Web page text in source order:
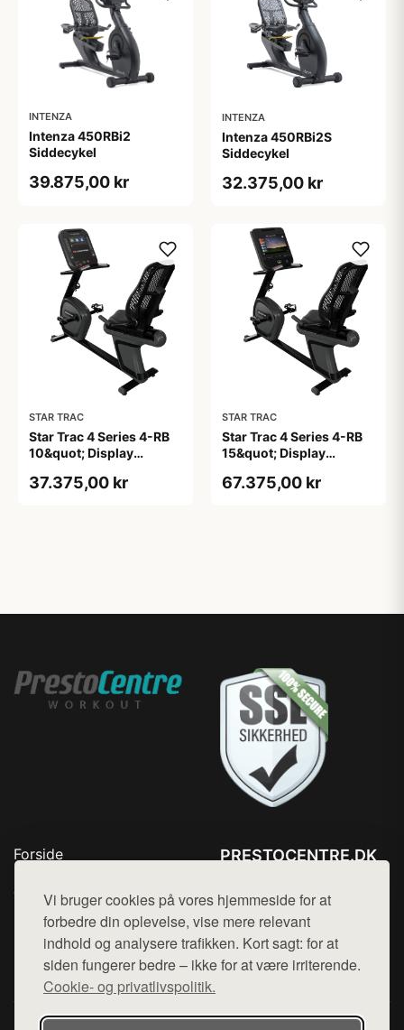
Vi bruger cookies på vores hjemmeside for at
forbedre din oplevelse, vise mere relevant
indhold og analysere trafikken. Kort sagt: for at
siden fungerer bedre – ikke for at være irriterende.
Cookie- og privatlivspolitik.
INTENZA
Intenza 450RBi2
Siddecykel
39.875,00 kr
INTENZA
Intenza 450RBi2S
Siddecykel
32.375,00 kr
STAR TRAC
Star Trac 4 Series 4-RB
10&quot; Display
37.375,00 kr
STAR TRAC
Star Trac 4 Series 4-RB
15&quot; Display
67.375,00 kr
Forside
Top Rabatter
Kontakt
PRESTOCENTRE.DK
Mail: hej@want.dk
Cookie- og privatlivspolitik